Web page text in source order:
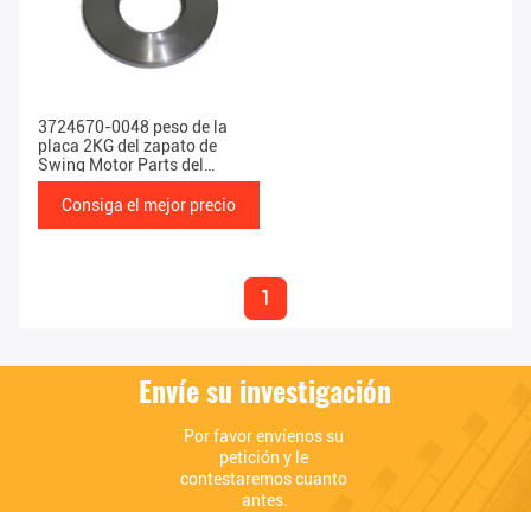
3724670-0048 peso de la
placa 2KG del zapato de
Swing Motor Parts del
excavador
Consiga el mejor precio
1
Envíe su investigación
Por favor envíenos su
petición y le
contestaremos cuanto
antes.